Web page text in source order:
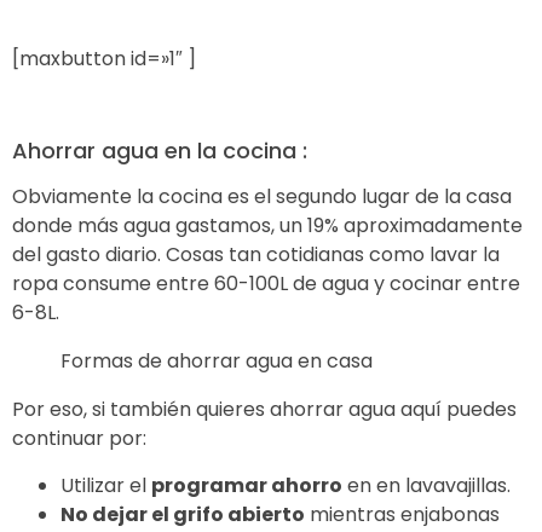
[maxbutton id=»1″ ]
Ahorrar agua en la cocina :
Obviamente la cocina es el segundo lugar de la casa
donde más agua gastamos, un 19% aproximadamente
del gasto diario. Cosas tan cotidianas como lavar la
ropa consume entre 60-100L de agua y cocinar entre
6-8L.
Formas de ahorrar agua en casa
Por eso, si también quieres ahorrar agua aquí puedes
continuar por:
Utilizar el programar ahorro en en lavavajillas.
No dejar el grifo abierto mientras enjabonas